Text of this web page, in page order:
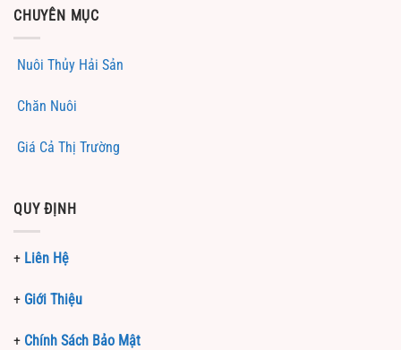
CHUYÊN MỤC
Nuôi Thủy Hải Sản
Chăn Nuôi
Giá Cả Thị Trường
QUY ĐỊNH
+ Liên Hệ
+ Giới Thiệu
+ Chính Sách Bảo Mật